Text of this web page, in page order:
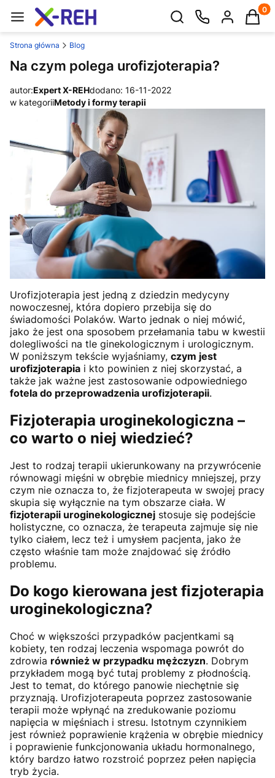
Otwórz wyszukiwarkę
Strona główna Blog
Na czym polega urofizjoterapia?
autor:Expert X-REHdodano: 16-11-2022
w kategoriiMetody i formy terapii
Urofizjoterapia jest jedną z dziedzin medycyny
nowoczesnej, która dopiero przebija się do
świadomości Polaków. Warto jednak o niej mówić,
jako że jest ona sposobem przełamania tabu w kwestii
dolegliwości na tle ginekologicznym i urologicznym.
W poniższym tekście wyjaśniamy, czym jest
urofizjoterapia i kto powinien z niej skorzystać, a
także jak ważne jest zastosowanie odpowiedniego
fotela do przeprowadzenia urofizjoterapii.
Fizjoterapia uroginekologiczna –
co warto o niej wiedzieć?
Jest to rodzaj terapii ukierunkowany na przywrócenie
równowagi mięśni w obrębie miednicy mniejszej, przy
czym nie oznacza to, że fizjoterapeuta w swojej pracy
skupia się wyłącznie na tym obszarze ciała. W
fizjoterapii uroginekologicznej stosuje się podejście
holistyczne, co oznacza, że terapeuta zajmuje się nie
tylko ciałem, lecz też i umysłem pacjenta, jako że
często właśnie tam może znajdować się źródło
problemu.
Do kogo kierowana jest fizjoterapia
uroginekologiczna?
Choć w większości przypadków pacjentkami są
kobiety, ten rodzaj leczenia wspomaga powrót do
zdrowia również w przypadku mężczyzn. Dobrym
przykładem mogą być tutaj problemy z płodnością.
Jest to temat, do którego panowie niechętnie się
przyznają. Urofizjoterapeuta poprzez zastosowanie
terapii może wpłynąć na zredukowanie poziomu
napięcia w mięśniach i stresu. Istotnym czynnikiem
jest również poprawienie krążenia w obrębie miednicy
i poprawienie funkcjonowania układu hormonalnego,
który bardzo łatwo rozstroić poprzez pełen napięcia
tryb życia.